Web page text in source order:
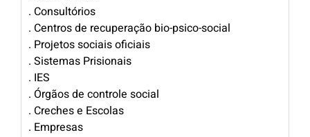
. Consultórios
. Centros de recuperação bio-psico-social
. Projetos sociais oficiais
. Sistemas Prisionais
. IES
. Órgãos de controle social
. Creches e Escolas
. Empresas